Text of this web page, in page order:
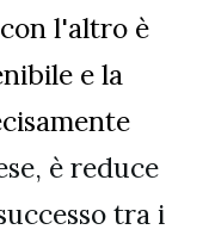
l'altro è
e la
è reduce
tra i